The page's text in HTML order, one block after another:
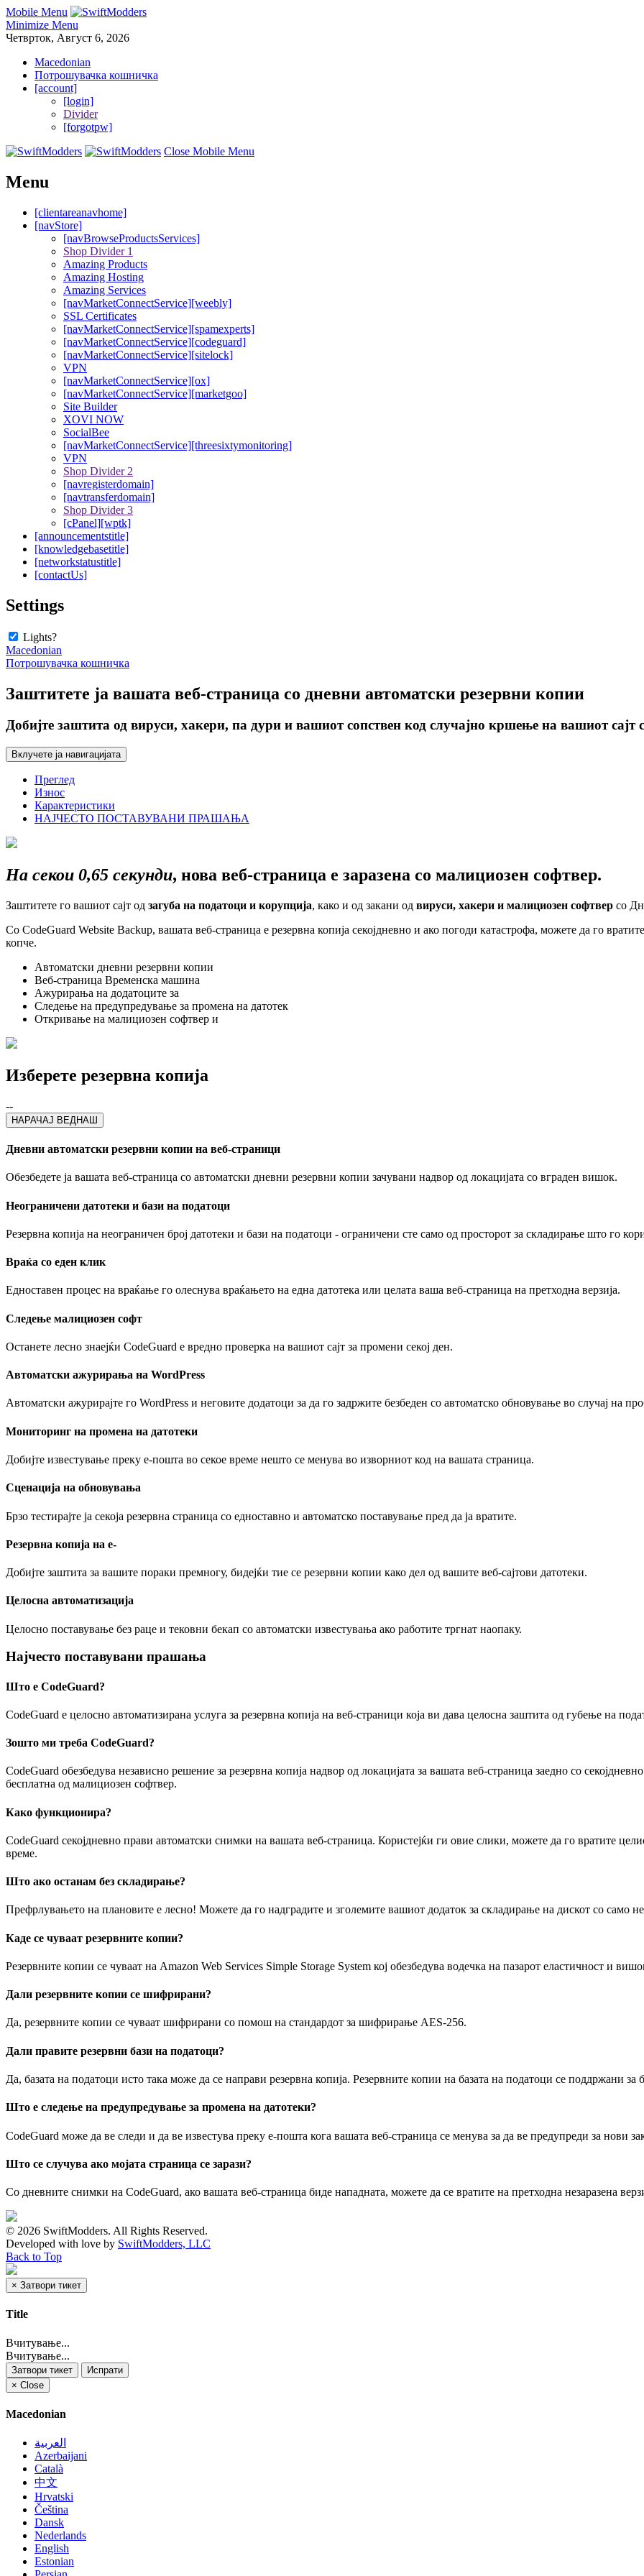
Mobile Menu
Minimize Menu
Четврток, Август 6, 2026
Macedonian
Потрошувачка кошничка
[account]
[login]
Divider
[forgotpw]
Close Mobile Menu
Menu
[clientareanavhome]
[navStore]
[navBrowseProductsServices]
Shop Divider 1
Amazing Products
Amazing Hosting
Amazing Services
[navMarketConnectService][weebly]
SSL Certificates
[navMarketConnectService][spamexperts]
[navMarketConnectService][codeguard]
[navMarketConnectService][sitelock]
VPN
[navMarketConnectService][ox]
[navMarketConnectService][marketgoo]
Site Builder
XOVI NOW
SocialBee
[navMarketConnectService][threesixtymonitoring]
VPN
Shop Divider 2
[navregisterdomain]
[navtransferdomain]
Shop Divider 3
[cPanel][wptk]
[announcementstitle]
[knowledgebasetitle]
[networkstatustitle]
[contactUs]
Settings
Lights?
Macedonian
Потрошувачка кошничка
Заштитете ја вашата веб-страница со дневни автоматски резервни копии
Добијте заштита од вируси, хакери, па дури и вашиот сопствен код случајно кршење на вашиот сајт
Вклучете ја навигацијата
Преглед
Износ
Карактеристики
НАЈЧЕСТО ПОСТАВУВАНИ ПРАШАЊА
На секои 0,65 секунди, нова веб-страница е заразена со малициозен софтвер.
Заштитете го вашиот сајт од загуба на податоци и корупција, како и од закани од вируси, хакери и малициозен софтвер со
Со CodeGuard Website Backup, вашата веб-страница е резервна копија секојдневно и ако погоди катастрофа, можете да го
копче.
Автоматски дневни резервни копии
Веб-страница Временска машина
Ажурирања на додатоците за
Следење на предупредување за промена на датотек
Откривање на малициозен софтвер и
Изберете резервна копија
--
НАРАЧАЈ ВЕДНАШ
Дневни автоматски резервни копии на веб-страници
Обезбедете ја вашата веб-страница со автоматски дневни резервни копии зачувани надвор од локацијата со вграден вишок.
Неограничени датотеки и бази на податоци
Резервна копија на неограничен број датотеки и бази на податоци - ограничени сте само од просторот за складирање што го
Враќа со еден клик
Едноставен процес на враќање го олеснува враќањето на една датотека или целата ваша веб-страница на претходна верзија.
Следење малициозен софт
Останете лесно знаејќи CodeGuard е вредно проверка на вашиот сајт за промени секој ден.
Автоматски ажурирања на WordPress
Автоматски ажурирајте го WordPress и неговите додатоци за да го задржите безбеден со автоматско обновување во случај на
Мониторинг на промена на датотеки
Добијте известување преку е-пошта во секое време нешто се менува во изворниот код на вашата страница.
Сценација на обновувања
Брзо тестирајте ја секоја резервна страница со едноставно и автоматско поставување пред да ја вратите.
Резервна копија на е-
Добијте заштита за вашите пораки премногу, бидејќи тие се резервни копии како дел од вашите веб-сајтови датотеки.
Целосна автоматизација
Целосно поставување без раце и тековни бекап со автоматски известувања ако работите тргнат наопаку.
Најчесто поставувани прашања
Што е CodeGuard?
CodeGuard е целосно автоматизирана услуга за резервна копија на веб-страници која ви дава целосна заштита од губење на
Зошто ми треба CodeGuard?
CodeGuard обезбедува независно решение за резервна копија надвор од локацијата за вашата веб-страница заедно со
бесплатна од малициозен софтвер.
Како функционира?
CodeGuard секојдневно прави автоматски снимки на вашата веб-страница. Користејќи ги овие слики, можете да го вратите
време.
Што ако останам без складирање?
Префрлувањето на плановите е лесно! Можете да го надградите и зголемите вашиот додаток за складирање на дискот со само
Каде се чуваат резервните копии?
Резервните копии се чуваат на Amazon Web Services Simple Storage System кој обезбедува водечка на пазарот еластичност и
Дали резервните копии се шифрирани?
Да, резервните копии се чуваат шифрирани со помош на стандардот за шифрирање AES-256.
Дали правите резервни бази на податоци?
Да, базата на податоци исто така може да се направи резервна копија. Резервните копии на базата на податоци се поддржани
Што е следење на предупредување за промена на датотеки?
CodeGuard може да ве следи и да ве известува преку е-пошта кога вашата веб-страница се менува за да ве предупреди за нови
Што се случува ако мојата страница се зарази?
Со дневните снимки на CodeGuard, ако вашата веб-страница биде нападната, можете да се вратите на претходна незаразена
© 2026 SwiftModders. All Rights Reserved.
Developed with love by SwiftModders, LLC
Back to Top
× Затвори тикет
Title
Вчитување...
Вчитување...
Затвори тикет
Испрати
× Close
Macedonian
العربية
Azerbaijani
Català
中文
Hrvatski
Čeština
Dansk
Nederlands
English
Estonian